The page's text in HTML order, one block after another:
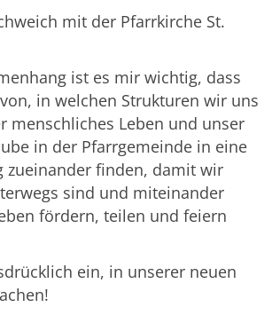
mit der Pfarrkirche St.
ist es mir wichtig, dass
in welchen Strukturen wir uns
menschliches Leben und unser
in der Pfarrgemeinde in eine
zueinander finden, damit wir
sind und miteinander
fördern, teilen und feiern
ein, in unserer neuen